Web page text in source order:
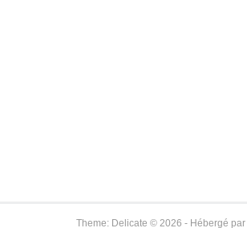
Theme: Delicate © 2026 - Hébergé par